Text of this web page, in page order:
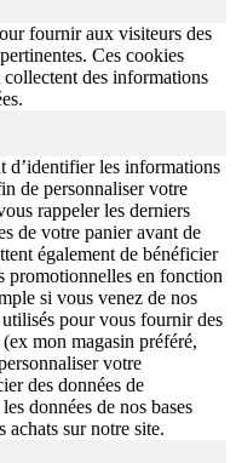
fournir aux visiteurs des
Ces cookies
des informations
d’identifier les informations
de personnaliser votre
rappeler les derniers
de votre panier avant de
également de bénéficier
promotionnelles en fonction
si vous venez de nos
pour vous fournir des
mon magasin préféré,
votre
des données de
données de nos bases
achats sur notre site.